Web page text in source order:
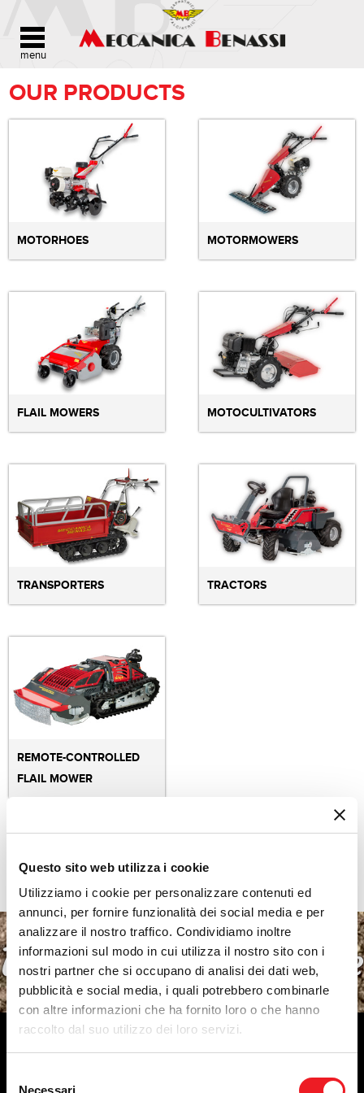
Questo sito web utilizza i cookie
Utilizziamo i cookie per personalizzare contenuti ed
annunci, per fornire funzionalità dei social media e per
analizzare il nostro traffico. Condividiamo inoltre
informazioni sul modo in cui utilizza il nostro sito con i
nostri partner che si occupano di analisi dei dati web,
pubblicità e social media, i quali potrebbero combinarle
con altre informazioni che ha fornito loro o che hanno
raccolto dal suo utilizzo dei loro servizi.
Necessari
OUR PRODUCTS
MOTORHOES MOTORMOWERS
FLAIL MOWERS MOTOCULTIVATORS
TRANSPORTERS TRACTORS
REMOTE-CONTROLLED
FLAIL MOWER
With us in the future
The Meccanica Benassi trademark is now synonymous